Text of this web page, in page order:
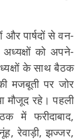
और पार्षदों से वन-
को अपने-
के साथ बैठक
मजबूती पर जोर
मौजूद रहे। पहली
में फरीदाबाद,
रेवाड़ी, झज्जर,